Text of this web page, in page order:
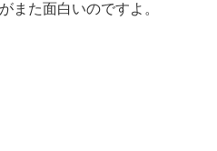
また面白いのですよ。